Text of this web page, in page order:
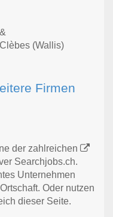
(Wallis)
Firmen
der zahlreichen
Searchjobs.ch.
Unternehmen
Oder nutzen
dieser Seite.